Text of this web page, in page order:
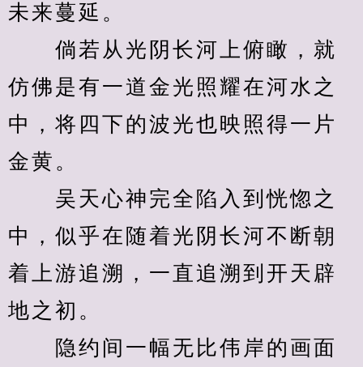
未来蔓延。
倘若从光阴长河上俯瞰，就
仿佛是有一道金光照耀在河水之
中，将四下的波光也映照得一片
金黄。
吴天心神完全陷入到恍惚之
中，似乎在随着光阴长河不断朝
着上游追溯，一直追溯到开天辟
地之初。
隐约间一幅无比伟岸的画面